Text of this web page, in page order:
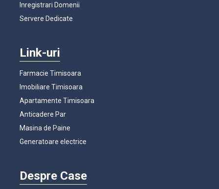
Inregistrari Domenii
Servere Dedicate
Link-uri
Farmacie Timisoara
Imobiliare Timisoara
Apartamente Timisoara
Anticadere Par
Masina de Paine
Generatoare electrice
Despre Case